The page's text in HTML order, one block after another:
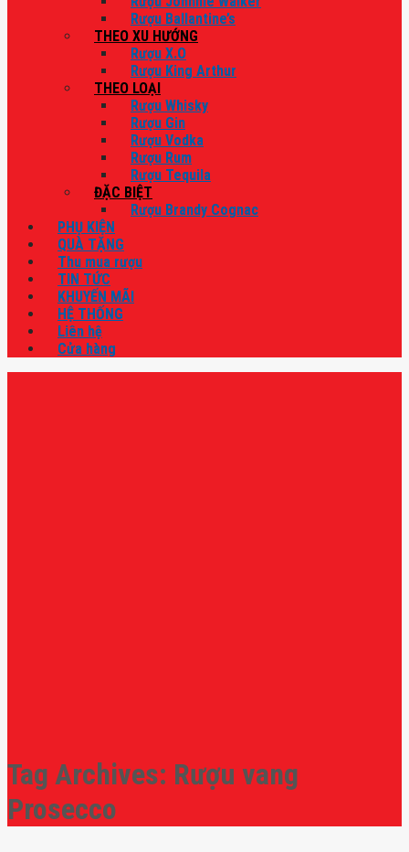
Rượu Ballantine’s
THEO XU HƯỚNG
Rượu X.O
Rượu King Arthur
THEO LOẠI
Rượu Whisky
Rượu Gin
Rượu Vodka
Rượu Rum
Rượu Tequila
ĐẶC BIỆT
Rượu Brandy Cognac
PHỤ KIỆN
QUÀ TẶNG
Thu mua rượu
TIN TỨC
KHUYẾN MÃI
HỆ THỐNG
Liên hệ
Cửa hàng
Tag Archives: Rượu vang
Prosecco